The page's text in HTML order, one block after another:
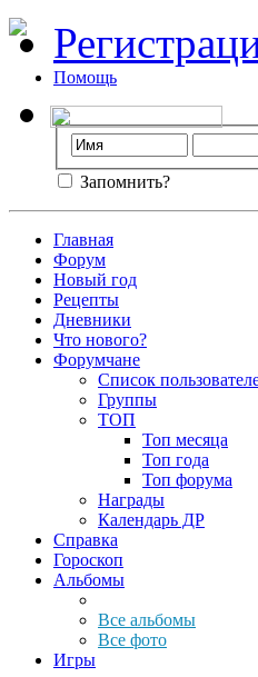
Помощь
Запомнить?
Главная
Форум
Новый год
Рецепты
Дневники
Что нового?
Форумчане
Список
Группы
ТОП
Топ месяца
Топ года
Топ форума
Награды
Календарь ДР
Справка
Гороскоп
Альбомы
Все альбомы
Все фото
Игры